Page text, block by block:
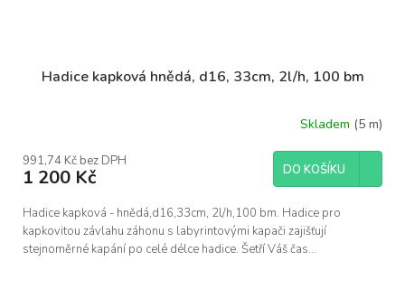
Hadice kapková hnědá, d16, 33cm, 2l/h, 100 bm
Skladem (5 m)
991,74 Kč bez DPH
1 200 Kč DO KOŠÍKU
Hadice kapková - hnědá,d16,33cm, 2l/h,100 bm. Hadice pro
kapkovitou závlahu záhonu s labyrintovými kapači zajišťují
stejnoměrné kapání po celé délce hadice. Šetří Váš čas...